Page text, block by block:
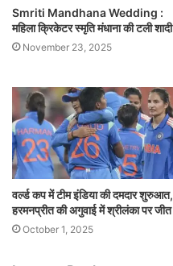
Smriti Mandhana Wedding :
महिला क्रिकेटर स्मृति मंधाना की टली शादी
November 23, 2025
वर्ल्ड कप में टीम इंडिया की दमदार शुरुआत,
हरमनप्रीत की अगुवाई में श्रीलंका पर जीत
October 1, 2025